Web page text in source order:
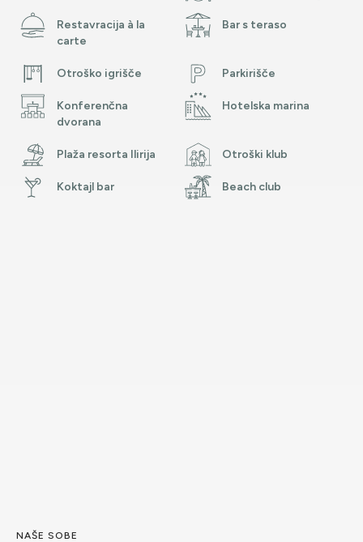
Restavracija à la
carte
Bar s teraso
Otroško igrišče Parkirišče
Konferenčna
dvorana
Hotelska marina
Plaža resorta Ilirija Otroški klub
Koktajl bar Beach club
NAŠE SOBE